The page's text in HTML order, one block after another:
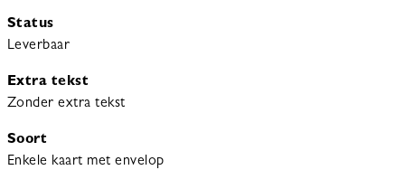
Status
Leverbaar
Extra tekst
Zonder extra tekst
Soort
Enkele kaart met envelop